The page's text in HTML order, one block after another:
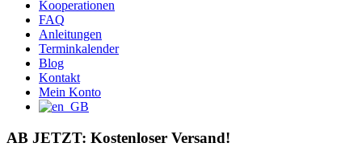
Kooperationen
FAQ
Anleitungen
Terminkalender
Blog
Kontakt
Mein Konto
AB JETZT: Kostenloser Versand!